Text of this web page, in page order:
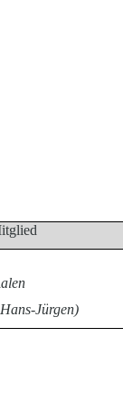
Jürgen)